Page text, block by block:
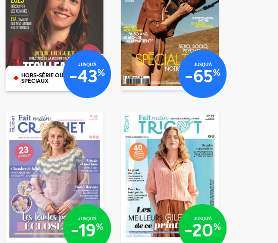
+ HORS-SÉRIE OU N°
SPÉCIAUX
JUSQU'À
-43%
€43
JUSQU'À
-65%
€43
€80
JUSQU'À
-19%
€18
/mois
€95 /mois
JUSQU'À
-20%
€39
/mois
€25/mois